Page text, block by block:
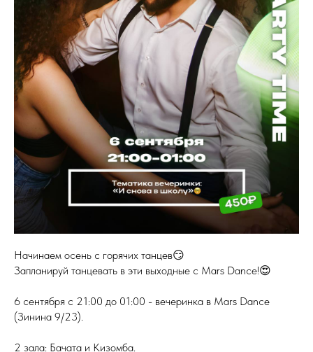
Начинаем осень с горячих танцев😏
Запланируй танцевать в эти выходные с Mars Dance!😍
6 сентября с 21:00 до 01:00 - вечеринка в Mars Dance
(Зинина 9/23).
2 зала: Бачата и Кизомба.